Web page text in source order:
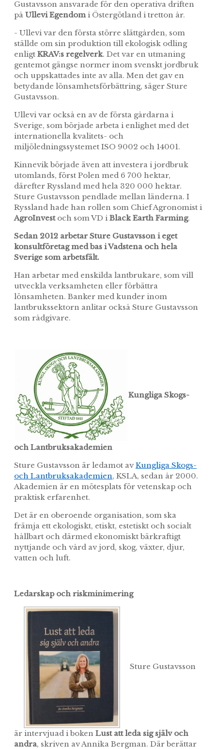
Gustavsson ansvarade för den operativa driften
på Ullevi Egendomi Östergötland i tretton år.
- Ullevi var den första större slättgården, som
ställde om sin produktion till ekologisk odling
enligt KRAV:s regelverk. Det var en utmaning
gentemot gängse normer inom svenskt jordbruk
och uppskattades inte av alla. Men det gav en
betydande lönsamhetsförbättring, säger Sture
Gustavsson.
Ullevi var också en av de första gårdarna i
Sverige, som började arbeta i enlighet med det
internationella kvalitets- och
miljöledningssystemet ISO 9002 och 14001.
Kinnevik började även att investera i jordbruk
utomlands, först Polen med 6 700 hektar,
därefter Ryssland med hela 320 000 hektar.
Sture Gustavsson pendlade mellan länderna. I
Ryssland hade han rollen som Chief Agronomist i
AgroInvestoch som VD i Black Earth Farming.
Sedan 2012 arbetar Sture Gustavsson i eget
konsultföretag med bas i Vadstena och hela
Sverige som arbetsfält.
Han arbetar med enskilda lantbrukare, som vill
utveckla verksamheten eller förbättra
lönsamheten. Banker med kunder inom
lantbrukssektorn anlitar också Sture Gustavsson
som rådgivare.
Kungliga Skogs-
och Lantbruksakademien
Sture Gustavsson är ledamot av Kungliga Skogs-
och Lantbruksakademien, KSLA, sedan år 2000.
Akademien är en mötesplats för vetenskap och
praktisk erfarenhet.
Det är en oberoende organisation, som ska
främja ett ekologiskt, etiskt, estetiskt och socialt
hållbart och därmed ekonomiskt bärkraftigt
nyttjande och vård av jord, skog, växter, djur,
vatten och luft.
Ledarskap och riskminimering
Sture Gustavsson
är intervjuad i boken Lust att leda sig själv och
andra, skriven av Annika Bergman. Där berättar